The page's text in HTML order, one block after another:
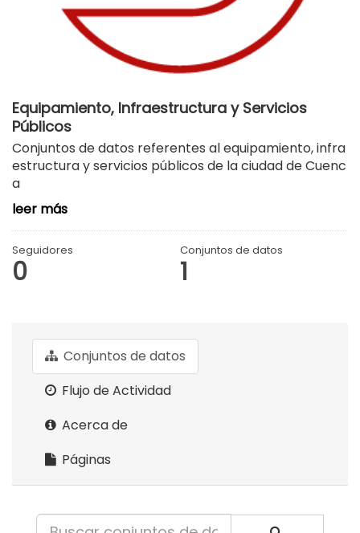
Equipamiento, Infraestructura y Servicios
Públicos
Conjuntos de datos referentes al equipamiento, infra
estructura y servicios públicos de la ciudad de Cuenc
a
leer más
Seguidores
0
Conjuntos de datos
1
Conjuntos de datos
Flujo de Actividad
Acerca de
Páginas